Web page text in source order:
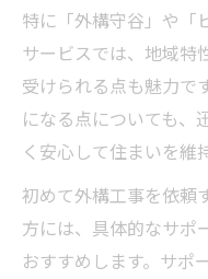
特に「外構守谷」や「
サービスでは、地域特
受けられる点も魅力で
になる点についても、
く安心して住まいを維
初めて外構工事を依頼
方には、具体的なサポ
おすすめします。サポ